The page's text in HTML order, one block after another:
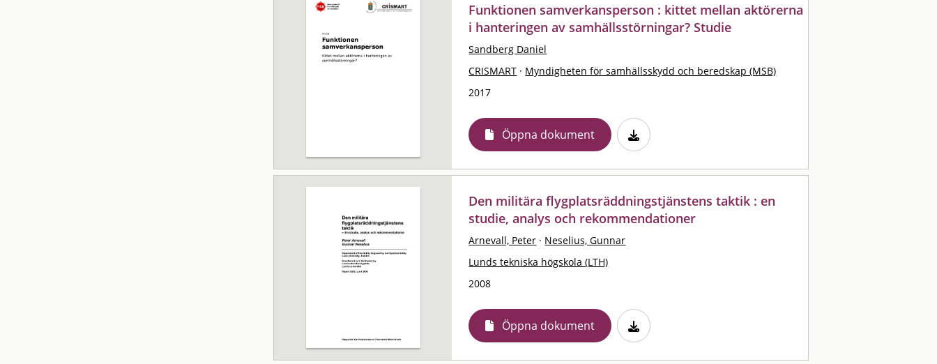
Funktionen samverkansperson : kittet mellan aktörerna
i hanteringen av samhällsstörningar? Studie
Sandberg Daniel
CRISMART · Myndigheten för samhällsskydd och beredskap (MSB)
2017
Öppna dokument
Den militära flygplatsräddningstjänstens taktik : en
studie, analys och rekommendationer
Arnevall, Peter · Neselius, Gunnar
Lunds tekniska högskola (LTH)
2008
Öppna dokument